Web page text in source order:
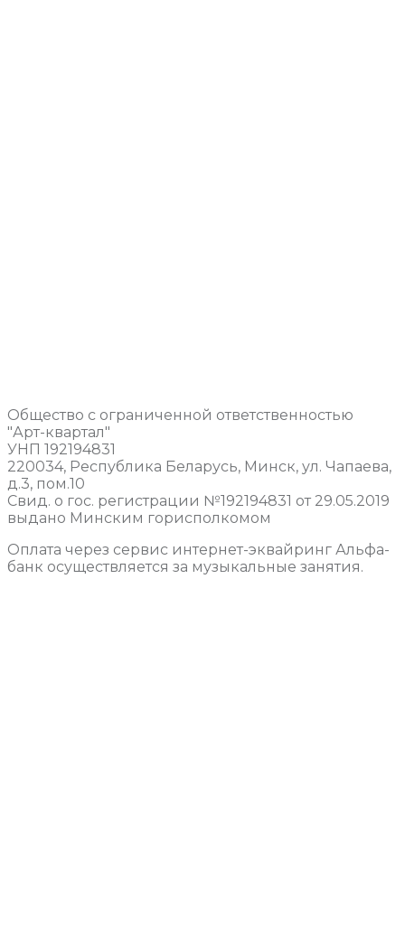
Общество с ограниченной ответственностью
"Арт-квартал"
УНП 192194831
220034, Республика Беларусь, Минск, ул. Чапаева,
д.3, пом.10
Свид. о гос. регистрации №192194831 от 29.05.2019
выдано Минским горисполкомом
Оплата через сервис интернет-эквайринг Альфа-
банк осуществляется за музыкальные занятия.